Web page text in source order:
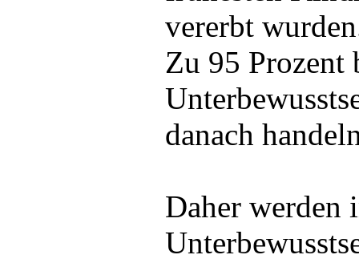
vererbt
Zu 95 Prozent
danach
Daher werden